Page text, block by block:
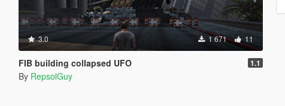
3.0 1 671 11
FIB building collapsed UFO 1.1
By RepsolGuy